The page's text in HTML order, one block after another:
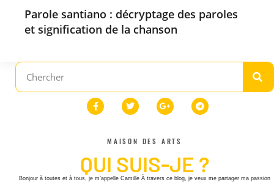
Parole santiano : décryptage des paroles
et signification de la chanson
MAISON DES ARTS
QUI SUIS-JE ?
Bonjour à toutes et à tous, je m’appelle Camille À travers ce blog, je veux me partager ma passion